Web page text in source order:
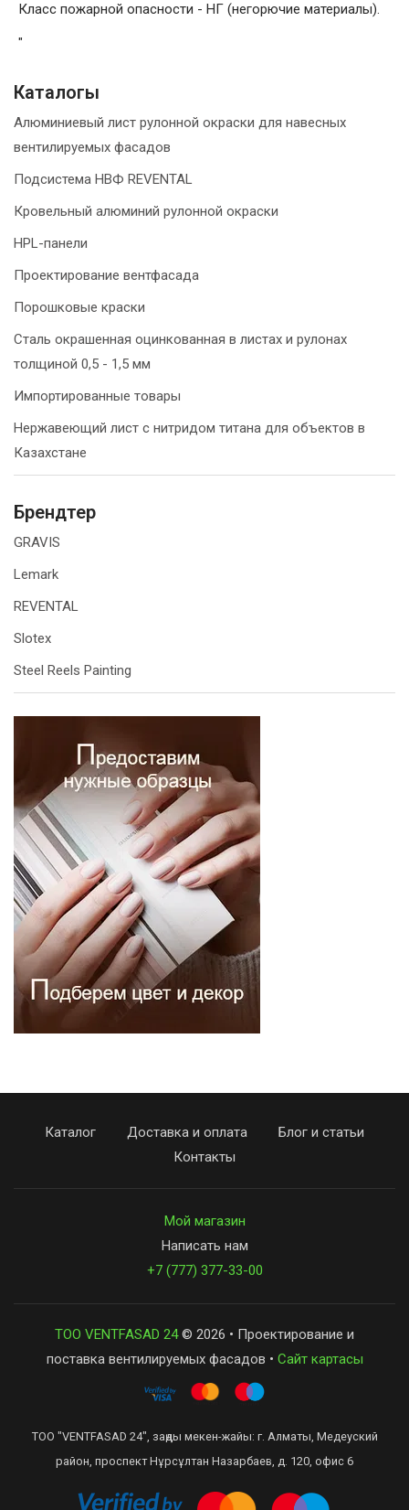
Класс пожарной опасности - НГ (негорючие материалы).
"
Каталогы
Алюминиевый лист рулонной окраски для навесных
вентилируемых фасадов
Подсистема НВФ REVENTAL
Кровельный алюминий рулонной окраски
HPL-панели
Проектирование вентфасада
Порошковые краски
Сталь окрашенная оцинкованная в листах и рулонах
толщиной 0,5 - 1,5 мм
Импортированные товары
Нержавеющий лист с нитридом титана для объектов в
Казахстане
Брендтер
GRAVIS
Lemark
REVENTAL
Slotex
Steel Reels Painting
Каталог Доставка и оплата
Блог и статьи
Контакты
Мой магазин
Написать нам
+7 (777) 377-33-00
ТОО VENTFASAD 24© 2026 • Проектирование и
поставка вентилируемых фасадов • Сайт картасы
ТОО "VENTFASAD 24", заңды мекен-жайы: г. Алматы, Медеуский
район, проспект Нұрсұлтан Назарбаев, д. 120, офис 6